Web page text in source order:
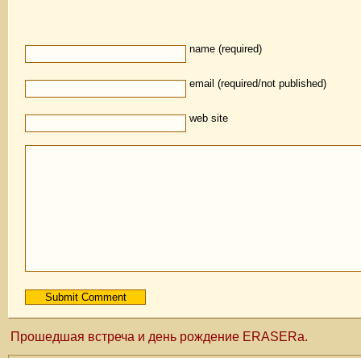
name (required)
email (required/not published)
web site
Прошедшая встреча и день рождение ERASERа.